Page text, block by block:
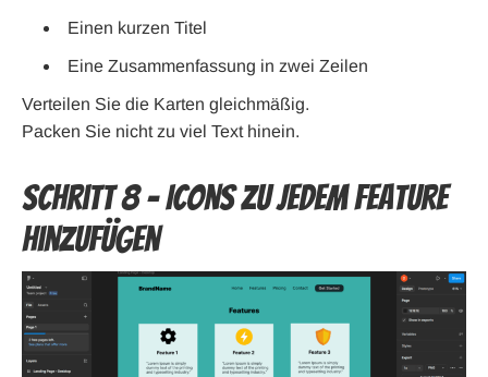
Einen kurzen Titel
Eine Zusammenfassung in zwei Zeilen
Verteilen Sie die Karten gleichmäßig.
Packen Sie nicht zu viel Text hinein.
Schritt 8 – Icons zu jedem Feature
hinzufügen